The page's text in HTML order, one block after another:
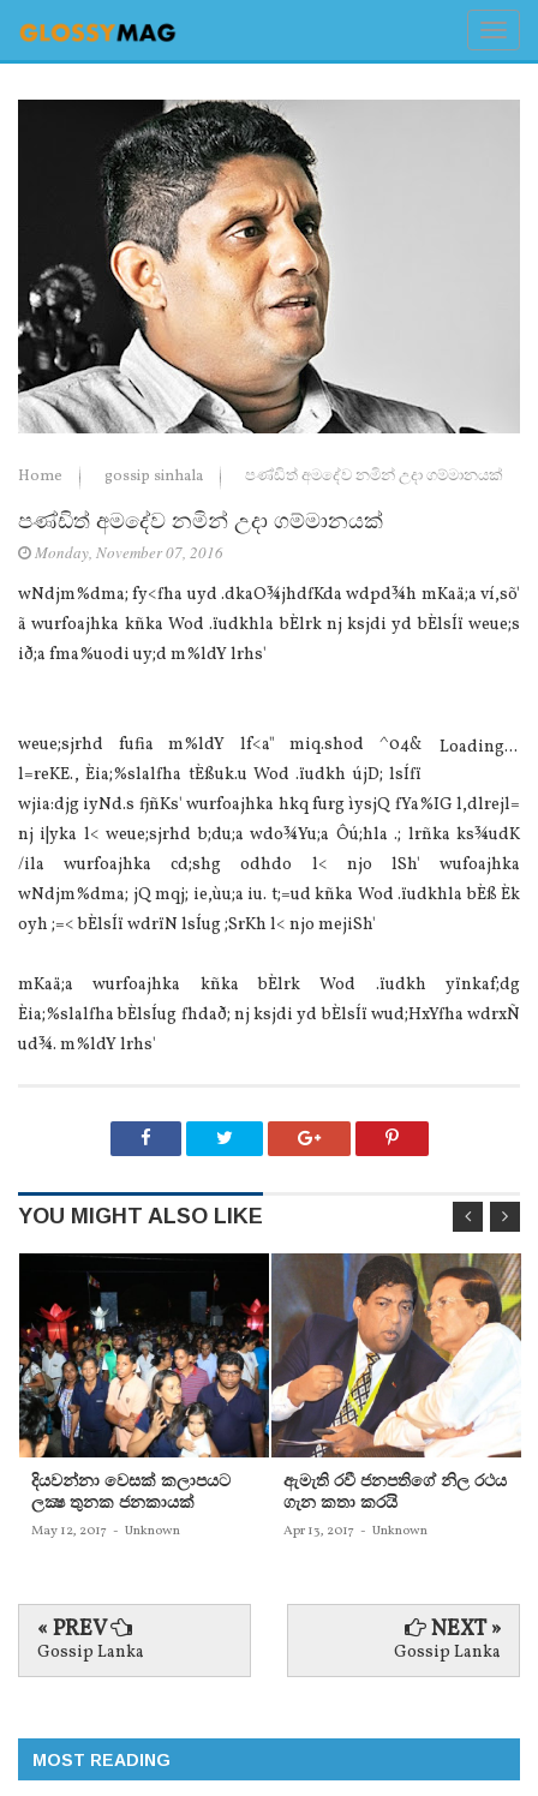
Home gossip sinhala පණ්ඩිත් අමදේව නමින් උදා ගම්මානයක්
පණ්ඩිත් අමදේව නමින් උදා ගම්මානයක්
Monday, November 07, 2016
wNdjm%dma; fy<fha uyd .dkaO¾jhdfKda wdpd¾h mKaä;a ví,sõ'
ã wurfoajhka kñka Wod .ïudkhla bÈlrk nj ksjdi yd bÈlsÍï weue;s
ið;a fma%uodi uy;d m%ldY lrhs'
Loading...
weue;sjrhd fufia m%ldY lf<a" miq.shod ^04&
l=reKE., Èia;%slalfha tÈßuk.u Wod .ïudkh újD; lsÍfï
wjia:djg iyNd.s fjñKs' wurfoajhka hkq furg ìysjQ fYa%IG l,dlrejl=
nj i|yka l< weue;sjrhd b;du;a wdo¾Yu;a Ôú;hla .; lrñka ks¾udK
/ila wurfoajhka cd;shg odhdo l< njo lSh' wufoajhka
wNdjm%dma; jQ mqj; ie,ùu;a iu. t;=ud kñka Wod .ïudkhla bÈß Èk
oyh ;=< bÈlsÍï wdrïN lsÍug ;SrKh l< njo mejiSh'
mKaä;a wurfoajhka kñka bÈlrk Wod .ïudkh yïnkaf;dg
Èia;%slalfha bÈlsÍug fhdað; nj ksjdi yd bÈlsÍï wud;HxYfha wdrxÑ
ud¾. m%ldY lrhs'
YOU MIGHT ALSO LIKE
දියවන්නා වෙසක් කලාපයට
ලක්‍ෂ තුනක ජනකායක්
May 12, 2017 - Unknown
ඇමැති රවී ජනපතිගේ නිල රථය
ගැන කතා කරයි
Apr 13, 2017 - Unknown
« PREV
Gossip Lanka
NEXT »
Gossip Lanka
MOST READING